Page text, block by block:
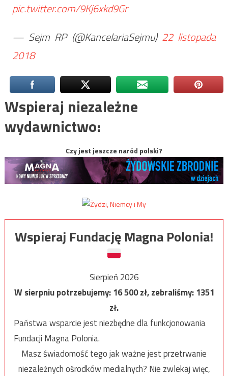
pic.twitter.com/9Kj6xkd9Gr
— Sejm RP (@KancelariaSejmu) 22 listopada
2018
Wspieraj niezależne
wydawnictwo:
Czy jest jeszcze naród polski?
Wspieraj Fundację Magna Polonia!
Sierpień 2026
W sierpniu potrzebujemy:16 500zł, zebraliśmy:1351
zł.
Państwa wsparcie jest niezbędne dla funkcjonowania
Fundacji Magna Polonia.
Masz świadomość tego jak ważne jest przetrwanie
niezależnych ośrodków medialnych? Nie zwlekaj więc,